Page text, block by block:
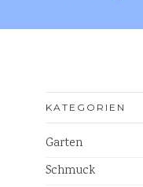
KATEGORIEN
Garten
Schmuck